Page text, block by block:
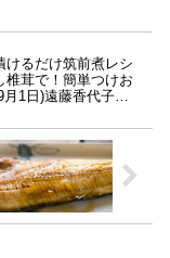
けるだけ筑前煮レシ
椎茸で！簡単つけお
1日)遠藤香代子さ